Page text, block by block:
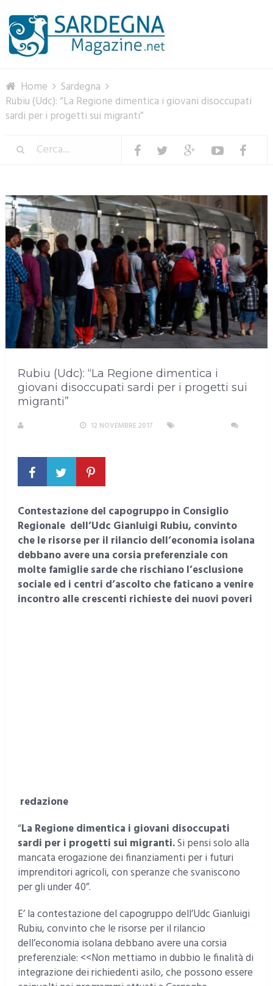
Home
Sardegna
Rubiu (Udc): “La Regione dimentica i giovani disoccupati
sardi per i progetti sui migranti”
Rubiu (Udc): “La Regione dimentica i
giovani disoccupati sardi per i progetti sui
migranti”
12 NOVEMBRE 2017
Contestazione del capogruppo in Consiglio
Regionale dell’Udc Gianluigi Rubiu, convinto
che le risorse per il rilancio dell’economia isolana
debbano avere una corsia preferenziale con
molte famiglie sarde che rischiano l’esclusione
sociale ed i centri d’ascolto che faticano a venire
incontro alle crescenti richieste dei nuovi poveri
redazione
“La Regione dimentica i giovani disoccupati
sardi per i progetti sui migranti.Si pensi solo alla
mancata erogazione dei finanziamenti per i futuri
imprenditori agricoli, con speranze che svaniscono
per gli under 40”.
E’ la contestazione del capogruppo dell’Udc Gianluigi
Rubiu, convinto che le risorse per il rilancio
dell’economia isolana debbano avere una corsia
preferenziale: <<Non mettiamo in dubbio le finalità di
integrazione dei richiedenti asilo, che possono essere